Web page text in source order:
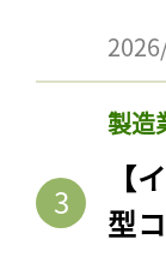
製造
【
型